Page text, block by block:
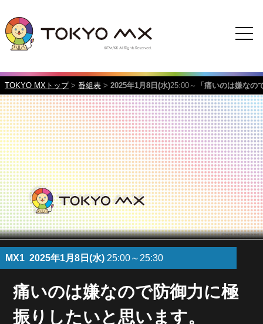
TOKYO MXトップ> 番組表 > 2025年1月8日(水)25:00～ 「痛いのは嫌な
MX1 2025年1月8日(水) 25:00～25:30
痛いのは嫌なので防御力に極
振りしたいと思います。